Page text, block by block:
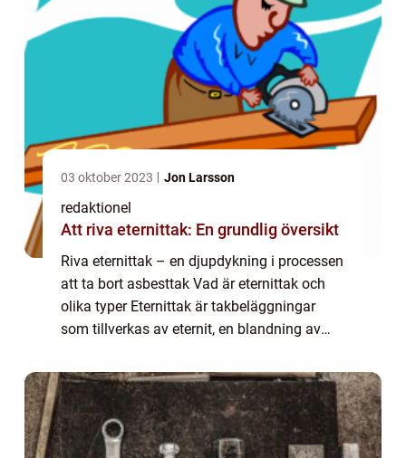
03 oktober 2023 Jon Larsson
redaktionel
Att riva eternittak: En grundlig översikt
Riva eternittak – en djupdykning i processen
att ta bort asbesttak Vad är eternittak och
olika typer Eternittak är takbeläggningar
som tillverkas av eternit, en blandning av
var populär under stora dela...